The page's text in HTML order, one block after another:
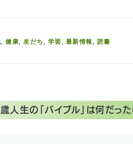
, 健康, 友だち , 学習, 最新情報 , 読書
人生の「バイブル」は何だった